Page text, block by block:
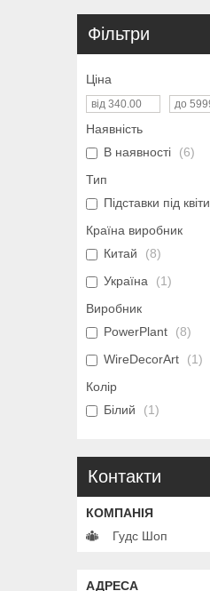
Фільтри
Ціна
Наявність
В наявності
6
Тип
Підставки під квіти
Країна виробник
Китай
8
Україна
1
Виробник
PowerPlant
8
WireDecorArt
1
Колір
Білий
1
Контакти
Гудс Шоп